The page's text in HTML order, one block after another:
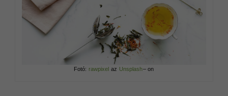
Fotó: rawpixel az Unsplash– on